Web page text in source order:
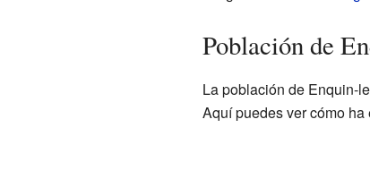
Población de
La población de Enquin-
Aquí puedes ver cómo